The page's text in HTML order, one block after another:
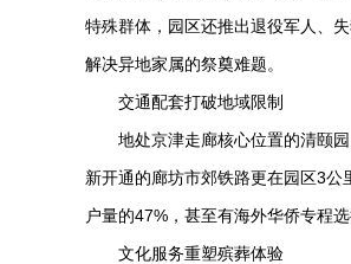
特殊群体，园区还推出退役军人、
解决异地家属的祭奠难题。
交通配套打破地域限制
地处京津走廊核心位置的清颐
新开通的廊坊市郊铁路更在园区3
户量的47%，甚至有海外华侨专程
文化服务重塑殡葬体验